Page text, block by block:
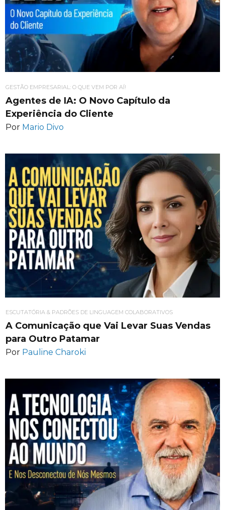
GESTÃO EMPRESARIAL: O QUE VEM POR AÍ!
Agentes de IA: O Novo Capítulo da
Experiência do Cliente
Por Mario Divo
ESCUTATÓRIA & PADRÕES DE LINGUAGEM COLABORATIVOS
A Comunicação que Vai Levar Suas Vendas
para Outro Patamar
Por Pauline Charoki